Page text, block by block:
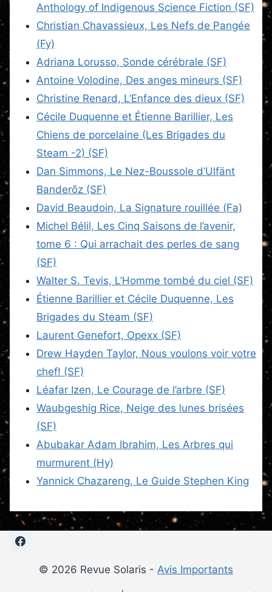
Anthology of Indigenous Science Fiction (SF)
Christian Chavassieux, Les Nefs de Pangée
(Fy)
Adriana Lorusso, Sonde cérébrale (SF)
Antoine Volodine, Des anges mineurs (SF)
Christine Renard, L’Enfance des dieux (SF)
Cécile Duquenne et Étienne Barillier, Les
Chiens de porcelaine (Les Brigades du
Steam -2) (SF)
Dan Simmons, Le Nez-Boussole d’Ulfänt
Banderõz (SF)
David Beaudoin, La Signature rouillée (Fa)
Michel Bélil, Les Cinq Saisons de l’avenir,
tome 6 : Qui arrachait des perles de sang
(SF)
Walter S. Tevis, L’Homme tombé du ciel (SF)
Étienne Barillier et Cécile Duquenne, Les
Brigades du Steam (SF)
Laurent Genefort, Opexx (SF)
Drew Hayden Taylor, Nous voulons voir votre
chef! (SF)
Léafar Izen, Le Courage de l’arbre (SF)
Waubgeshig Rice, Neige des lunes brisées
(SF)
Abubakar Adam Ibrahim, Les Arbres qui
murmurent (Hy)
Yannick Chazareng, Le Guide Stephen King
© 2026 Revue Solaris - Avis Importants